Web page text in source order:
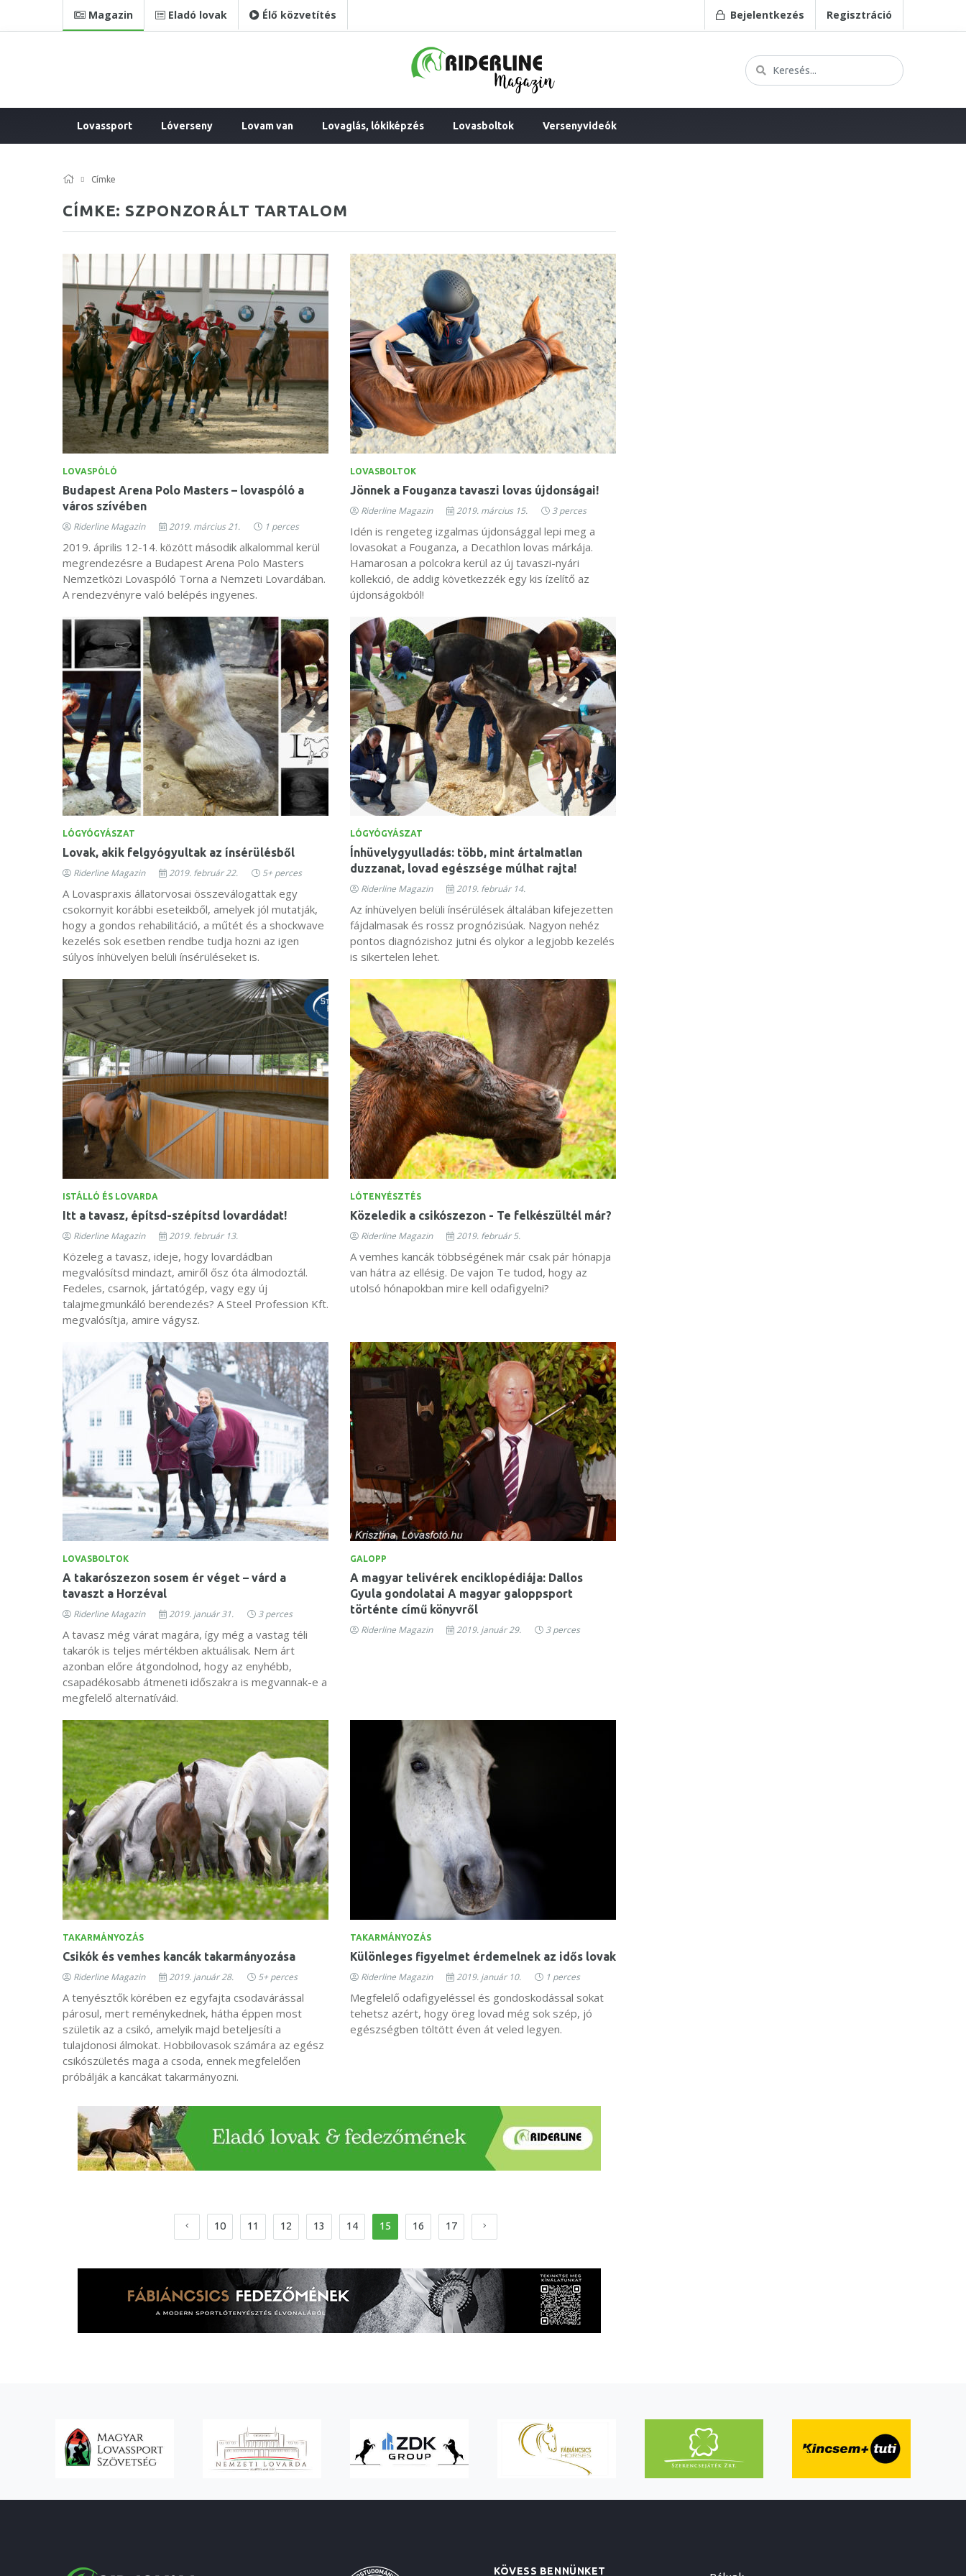
Magazin Eladó lovak Élő közvetítés Bejelentkezés Regisztráció
Lovassport Lóverseny Lovam van Lovaglás, lókiképzés Lovasboltok Versenyvideók
Címke
CÍMKE: SZPONZORÁLT TARTALOM
LOVASPÓLÓ
Budapest Arena Polo Masters – lovaspóló a
város szívében
Riderline Magazin 2019. március 21. 1 perces
2019. április 12-14. között második alkalommal kerül
megrendezésre a Budapest Arena Polo Masters
Nemzetközi Lovaspóló Torna a Nemzeti Lovardában.
A rendezvényre való belépés ingyenes.
LOVASBOLTOK
Jönnek a Fouganza tavaszi lovas újdonságai!
Riderline Magazin 2019. március 15. 3 perces
Idén is rengeteg izgalmas újdonsággal lepi meg a
lovasokat a Fouganza, a Decathlon lovas márkája.
Hamarosan a polcokra kerül az új tavaszi-nyári
kollekció, de addig következzék egy kis ízelítő az
újdonságokból!
LÓGYÓGYÁSZAT
Lovak, akik felgyógyultak az ínsérülésből
Riderline Magazin 2019. február 22. 5+ perces
A Lovaspraxis állatorvosai összeválogattak egy
csokornyit korábbi eseteikből, amelyek jól mutatják,
hogy a gondos rehabilitáció, a műtét és a shockwave
kezelés sok esetben rendbe tudja hozni az igen
súlyos ínhüvelyen belüli ínsérüléseket is.
LÓGYÓGYÁSZAT
Ínhüvelygyulladás: több, mint ártalmatlan
duzzanat, lovad egészsége múlhat rajta!
Riderline Magazin 2019. február 14.
Az ínhüvelyen belüli ínsérülések általában kifejezetten
fájdalmasak és rossz prognózisúak. Nagyon nehéz
pontos diagnózishoz jutni és olykor a legjobb kezelés
is sikertelen lehet.
ISTÁLLÓ ÉS LOVARDA
Itt a tavasz, építsd-szépítsd lovardádat!
Riderline Magazin 2019. február 13.
Közeleg a tavasz, ideje, hogy lovardádban
megvalósítsd mindazt, amiről ősz óta álmodoztál.
Fedeles, csarnok, jártatógép, vagy egy új
talajmegmunkáló berendezés? A Steel Profession Kft.
megvalósítja, amire vágysz.
LÓTENYÉSZTÉS
Közeledik a csikószezon - Te felkészültél már?
Riderline Magazin 2019. február 5.
A vemhes kancák többségének már csak pár hónapja
van hátra az ellésig. De vajon Te tudod, hogy az
utolsó hónapokban mire kell odafigyelni?
LOVASBOLTOK
A takarószezon sosem ér véget – várd a
tavaszt a Horzéval
Riderline Magazin 2019. január 31. 3 perces
A tavasz még várat magára, így még a vastag téli
takarók is teljes mértékben aktuálisak. Nem árt
azonban előre átgondolnod, hogy az enyhébb,
csapadékosabb átmeneti időszakra is megvannak-e a
megfelelő alternatíváid.
GALOPP
A magyar telivérek enciklopédiája: Dallos
Gyula gondolatai A magyar galoppsport
történte című könyvről
Riderline Magazin 2019. január 29. 3 perces
TAKARMÁNYOZÁS
Csikók és vemhes kancák takarmányozása
Riderline Magazin 2019. január 28. 5+ perces
A tenyésztők körében ez egyfajta csodavárással
párosul, mert reménykednek, hátha éppen most
születik az a csikó, amelyik majd beteljesíti a
tulajdonosi álmokat. Hobbilovasok számára az egész
csikószületés maga a csoda, ennek megfelelően
próbálják a kancákat takarmányozni.
TAKARMÁNYOZÁS
Különleges figyelmet érdemelnek az idős lovak
Riderline Magazin 2019. január 10. 1 perces
Megfelelő odafigyeléssel és gondoskodással sokat
tehetsz azért, hogy öreg lovad még sok szép, jó
egészségben töltött éven át veled legyen.
10 11 12 13 14 15 16 17
KÖVESS BENNÜNKET